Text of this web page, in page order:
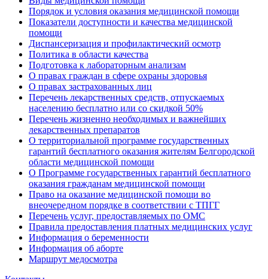
Порядок и условия оказания медицинской помощи
Показатели доступности и качества медицинской
помощи
Диспансеризация и профилактический осмотр
Политика в области качества
Подготовка к лабораторным анализам
О правах граждан в сфере охраны здоровья
О правах застрахованных лиц
Перечень лекарственных средств, отпускаемых
населению бесплатно или со скидкой 50%
Перечень жизненно необходимых и важнейших
лекарственных препаратов
О территориальной программе государственных
гарантий бесплатного оказания жителям Белгородской
области медицинской помощи
О Программе государственных гарантий бесплатного
оказания гражданам медицинской помощи
Право на оказание медицинской помощи во
внеочередном порядке в соответствии с ТПГГ
Перечень услуг, предоставляемых по ОМС
Правила предоставления платных медицинских услуг
Информация о беременности
Информация об аборте
Маршрут медосмотра